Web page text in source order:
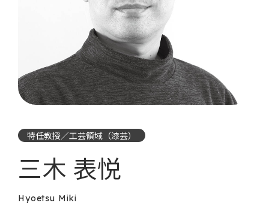
特任教授／工芸領域（漆芸）
三木 表悦
Hyoetsu Miki